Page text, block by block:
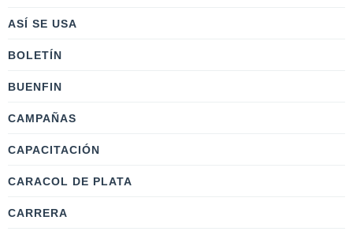
ASÍ SE USA
BOLETÍN
BUENFIN
CAMPAÑAS
CAPACITACIÓN
CARACOL DE PLATA
CARRERA